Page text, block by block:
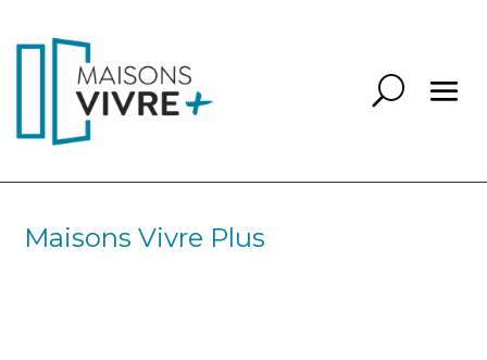
Maisons Vivre Plus